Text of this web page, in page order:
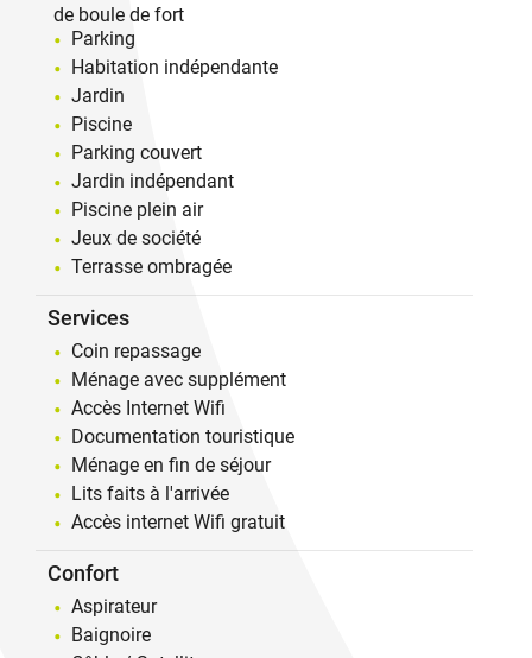
de boule de fort
Parking
Habitation indépendante
Jardin
Piscine
Parking couvert
Jardin indépendant
Piscine plein air
Jeux de société
Terrasse ombragée
Services
Coin repassage
Ménage avec supplément
Accès Internet Wifi
Documentation touristique
Ménage en fin de séjour
Lits faits à l'arrivée
Accès internet Wifi gratuit
Confort
Aspirateur
Baignoire